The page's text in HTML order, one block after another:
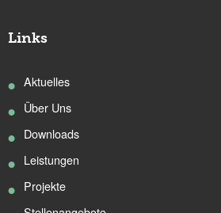
Links
Aktuelles
Über Uns
Downloads
Leistungen
Projekte